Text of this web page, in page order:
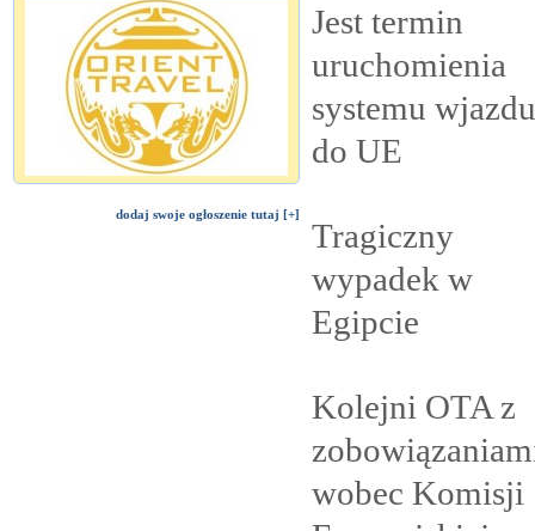
dodaj swoje ogłoszenie tutaj [+]
Jest termin
uruchomienia
systemu wjazdu
do UE
Tragiczny
wypadek w
Egipcie
Kolejni OTA z
wobec Komisji